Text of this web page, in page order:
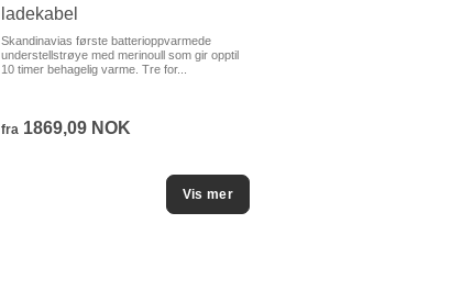
ladekabel
Skandinavias første batterioppvarmede
understellstrøye med merinoull som gir opptil
10 timer behagelig varme. Tre for...
fra 1869,09 NOK